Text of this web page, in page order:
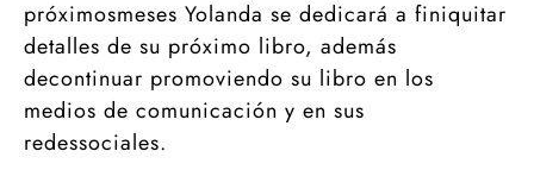
próximosmeses Yolanda se dedicará a finiquitar
detalles de su próximo libro, además
decontinuar promoviendo su libro en los
medios de comunicación y en sus
redessociales.